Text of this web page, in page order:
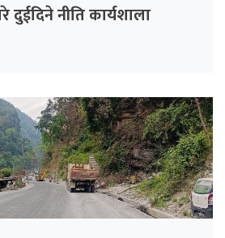
दुईदिने नीति कार्यशाला